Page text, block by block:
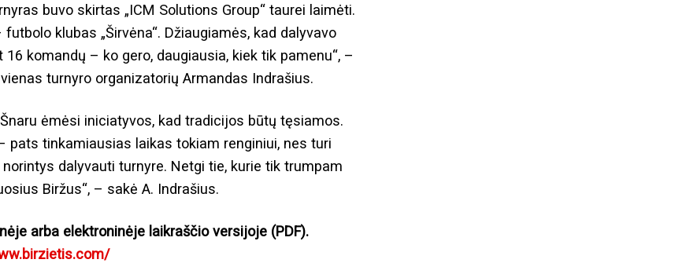
buvo skirtas „ICM Solutions Group“ taurei laimėti.
klubas „Širvėna“. Džiaugiamės, kad dalyvavo
komandų – ko gero, daugiausia, kiek tik pamenu“, –
turnyro organizatorių Armandas Indrašius.
ėmėsi iniciatyvos, kad tradicijos būtų tęsiamos.
pats tinkamiausias laikas tokiam renginiui, nes turi
dalyvauti turnyre. Netgi tie, kurie tik trumpam
Biržus“, – sakė A. Indrašius.
arba elektroninėje laikraščio versijoje (PDF).